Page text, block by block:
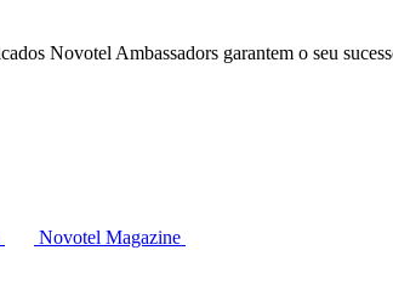
Novotel Ambassadors garantem o seu
Novotel Magazine